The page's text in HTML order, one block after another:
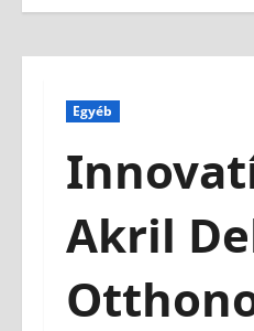
Egyéb
Akril